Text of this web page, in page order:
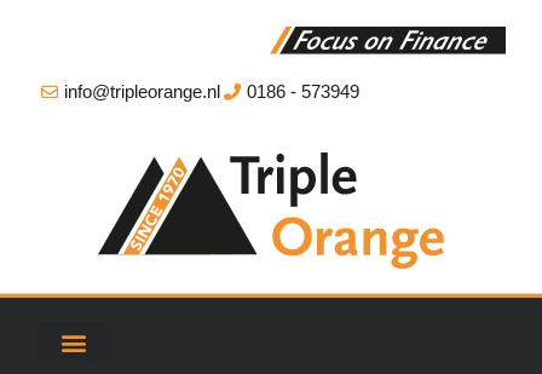
info@tripleorange.nl 0186 - 573949